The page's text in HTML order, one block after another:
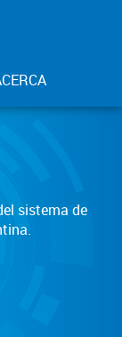
sistema de